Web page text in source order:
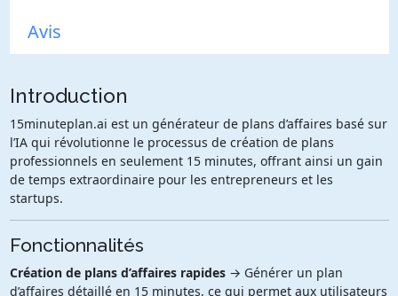
Avis
Introduction
15minuteplan.ai est un générateur de plans d’affaires basé sur
l’IA qui révolutionne le processus de création de plans
professionnels en seulement 15 minutes, offrant ainsi un gain
de temps extraordinaire pour les entrepreneurs et les
startups.
Fonctionnalités
Création de plans d’affaires rapides→ Générer un plan
d’affaires détaillé en 15 minutes, ce qui permet aux utilisateurs